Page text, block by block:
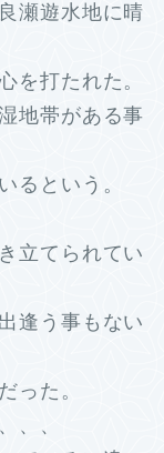
瀬遊水地に晴
を打たれた。
地帯がある事
るという。
立てられてい
逢う事もない
った。
、、